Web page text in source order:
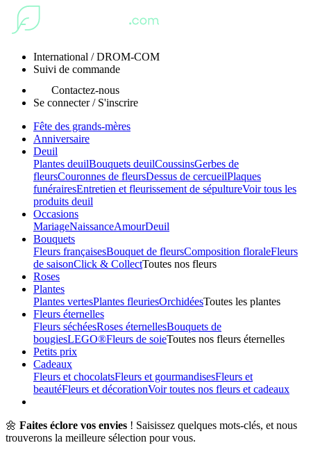
International / DROM-COM
Suivi de commande
Contactez-nous
Se connecter / S'inscrire
Fête des grands-mères
Anniversaire
Deuil
Plantes deuilBouquets deuilCoussinsGerbes de
fleursCouronnes de fleursDessus de cercueilPlaques
funérairesEntretien et fleurissement de sépultureVoir tous les
produits deuil
Occasions
MariageNaissanceAmourDeuil
Bouquets
Fleurs françaisesBouquet de fleursComposition floraleFleurs
de saisonClick & CollectToutes nos fleurs
Roses
Plantes
Plantes vertesPlantes fleuriesOrchidéesToutes les plantes
Fleurs éternelles
Fleurs séchéesRoses éternellesBouquets de
bougiesLEGO®Fleurs de soieToutes nos fleurs éternelles
Petits prix
Cadeaux
Fleurs et chocolatsFleurs et gourmandisesFleurs et
beautéFleurs et décorationVoir toutes nos fleurs et cadeaux
🌼 Faites éclore vos envies ! Saisissez quelques mots-clés, et nous
trouverons la meilleure sélection pour vous.